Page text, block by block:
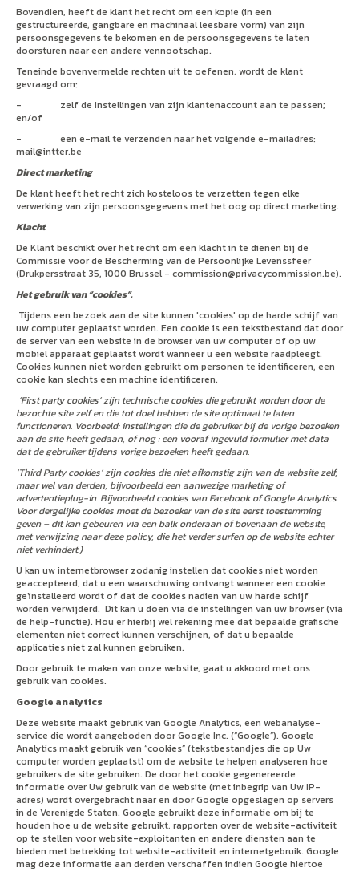
Bovendien, heeft de klant het recht om een kopie (in een
gestructureerde, gangbare en machinaal leesbare vorm) van zijn
persoonsgegevens te bekomen en de persoonsgegevens te laten
doorsturen naar een andere vennootschap.
Teneinde bovenvermelde rechten uit te oefenen, wordt de klant
gevraagd om:
- zelf de instellingen van zijn klantenaccount aan te passen;
en/of
- een e-mail te verzenden naar het volgende e-mailadres:
mail@intter.be
Direct marketing
De klant heeft het recht zich kosteloos te verzetten tegen elke
verwerking van zijn persoonsgegevens met het oog op direct marketing.
Klacht
De Klant beschikt over het recht om een klacht in te dienen bij de
Commissie voor de Bescherming van de Persoonlijke Levenssfeer
(Drukpersstraat 35, 1000 Brussel - commission@privacycommission.be).
Het gebruik van “cookies”.
Tijdens een bezoek aan de site kunnen 'cookies' op de harde schijf van
uw computer geplaatst worden. Een cookie is een tekstbestand dat door
de server van een website in de browser van uw computer of op uw
mobiel apparaat geplaatst wordt wanneer u een website raadpleegt.
Cookies kunnen niet worden gebruikt om personen te identificeren, een
cookie kan slechts een machine identificeren.
‘First party cookies’ zijn technische cookies die gebruikt worden door de
bezochte site zelf en die tot doel hebben de site optimaal te laten
functioneren. Voorbeeld: instellingen die de gebruiker bij de vorige bezoeken
aan de site heeft gedaan, of nog : een vooraf ingevuld formulier met data
dat de gebruiker tijdens vorige bezoeken heeft gedaan.
‘Third Party cookies’ zijn cookies die niet afkomstig zijn van de website zelf,
maar wel van derden, bijvoorbeeld een aanwezige marketing of
advertentieplug-in. Bijvoorbeeld cookies van Facebook of Google Analytics.
Voor dergelijke cookies moet de bezoeker van de site eerst toestemming
geven – dit kangebeuren via een balk onderaan of bovenaan de website,
met verwijzing naar deze policy, die het verder surfen op de website echter
niet verhindert.)
U kan uw internetbrowser zodanig instellen dat cookies niet worden
geaccepteerd, dat u een waarschuwing ontvangt wanneer een cookie
geïnstalleerd wordt of dat de cookies nadien van uw harde schijf
worden verwijderd. Dit kan u doen via de instellingen van uw browser (via
de help-functie). Hou er hierbij wel rekening mee dat bepaalde grafische
elementen niet correct kunnen verschijnen, of dat u bepaalde
applicaties niet zal kunnen gebruiken.
Door gebruik te maken van onze website, gaat u akkoord met ons
gebruik van cookies.
Google analytics
Deze website maakt gebruik van Google Analytics, een webanalyse-
service die wordt aangeboden door Google Inc. (“Google”). Google
Analytics maakt gebruik van “cookies” (tekstbestandjes die op Uw
computer worden geplaatst) om de website te helpen analyseren hoe
gebruikers de site gebruiken. De door het cookie gegenereerde
informatie over Uw gebruik van de website (met inbegrip van Uw IP-
adres) wordt overgebracht naar en door Google opgeslagen op servers
in de Verenigde Staten. Google gebruikt deze informatie om bij te
houden hoe u de website gebruikt, rapporten over de website-activiteit
op te stellen voor website-exploitanten en andere diensten aan te
bieden met betrekking tot website-activiteit en internetgebruik. Google
mag deze informatie aan derden verschaffen indien Google hiertoe